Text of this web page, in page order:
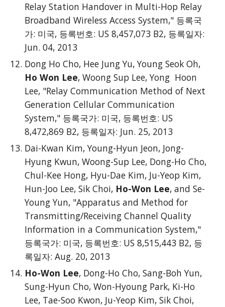
Relay Station Handover in Multi-Hop Relay
Broadband Wireless Access System," 등록국
가: 미국, 등록번호: US 8,457,073 B2, 등록일자:
Jun. 04, 2013
Dong Ho Cho, Hee Jung Yu, Young Seok Oh,
Ho Won Lee, Woong Sup Lee, Yong Hoon
Lee, "Relay Communication Method of Next
Generation Cellular Communication
System," 등록국가: 미국, 등록번호: US
8,472,869 B2, 등록일자: Jun. 25, 2013
Dai-Kwan Kim, Young-Hyun Jeon, Jong-
Hyung Kwun, Woong-Sup Lee, Dong-Ho Cho,
Chul-Kee Hong, Hyu-Dae Kim, Ju-Yeop Kim,
Hun-Joo Lee, Sik Choi, Ho-Won Lee, and Se-
Young Yun, "Apparatus and Method for
Transmitting/Receiving Channel Quality
Information in a Communication System,"
등록국가: 미국, 등록번호: US 8,515,443 B2, 등
록일자: Aug. 20, 2013
Ho-Won Lee, Dong-Ho Cho, Sang-Boh Yun,
Sung-Hyun Cho, Won-Hyoung Park, Ki-Ho
Lee, Tae-Soo Kwon, Ju-Yeop Kim, Sik Choi,